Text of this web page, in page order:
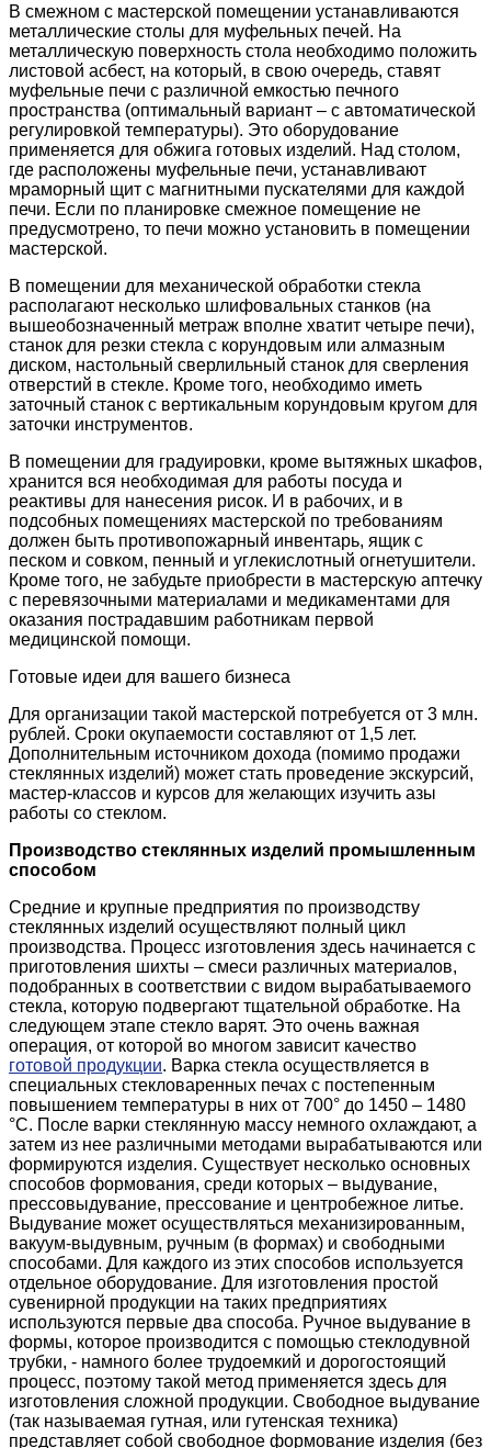
В смежном с мастерской помещении устанавливаются
металлические столы для муфельных печей. На
металлическую поверхность стола необходимо положить
листовой асбест, на который, в свою очередь, ставят
муфельные печи с различной емкостью печного
пространства (оптимальный вариант – с автоматической
регулировкой температуры). Это оборудование
применяется для обжига готовых изделий. Над столом,
где расположены муфельные печи, устанавливают
мраморный щит с магнитными пускателями для каждой
печи. Если по планировке смежное помещение не
предусмотрено, то печи можно установить в помещении
мастерской.
В помещении для механической обработки стекла
располагают несколько шлифовальных станков (на
вышеобозначенный метраж вполне хватит четыре печи),
станок для резки стекла с корундовым или алмазным
диском, настольный сверлильный станок для сверления
отверстий в стекле. Кроме того, необходимо иметь
заточный станок с вертикальным корундовым кругом для
заточки инструментов.
В помещении для градуировки, кроме вытяжных шкафов,
хранится вся необходимая для работы посуда и
реактивы для нанесения рисок. И в рабочих, и в
подсобных помещениях мастерской по требованиям
должен быть противопожарный инвентарь, ящик с
песком и совком, пенный и углекислотный огнетушители.
Кроме того, не забудьте приобрести в мастерскую аптечку
с перевязочными материалами и медикаментами для
оказания пострадавшим работникам первой
медицинской помощи.
Готовые идеи для вашего бизнеса
Для организации такой мастерской потребуется от 3 млн.
рублей. Сроки окупаемости составляют от 1,5 лет.
Дополнительным источником дохода (помимо продажи
стеклянных изделий) может стать проведение экскурсий,
мастер-классов и курсов для желающих изучить азы
работы со стеклом.
Производство стеклянных изделий промышленным
способом
Средние и крупные предприятия по производству
стеклянных изделий осуществляют полный цикл
производства. Процесс изготовления здесь начинается с
приготовления шихты – смеси различных материалов,
подобранных в соответствии с видом вырабатываемого
стекла, которую подвергают тщательной обработке. На
следующем этапе стекло варят. Это очень важная
операция, от которой во многом зависит качество
готовой продукции. Варка стекла осуществляется в
специальных стекловаренных печах с постепенным
повышением температуры в них от 700° до 1450 – 1480
°С. После варки стеклянную массу немного охлаждают, а
затем из нее различными методами вырабатываются или
формируются изделия. Существует несколько основных
способов формования, среди которых – выдувание,
прессовыдувание, прессование и центробежное литье.
Выдувание может осуществляться механизированным,
вакуум-выдувным, ручным (в формах) и свободными
способами. Для каждого из этих способов используется
отдельное оборудование. Для изготовления простой
сувенирной продукции на таких предприятиях
используются первые два способа. Ручное выдувание в
формы, которое производится с помощью стеклодувной
трубки, - намного более трудоемкий и дорогостоящий
процесс, поэтому такой метод применяется здесь для
изготовления сложной продукции. Свободное выдувание
(так называемая гутная, или гутенская техника)
представляет собой свободное формование изделия (без